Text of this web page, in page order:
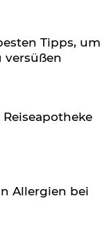
Tipps, um
versüßen
Allergien bei